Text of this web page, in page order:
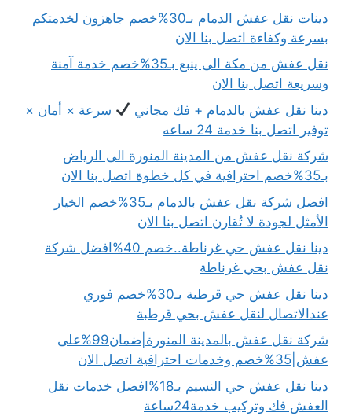
دينات نقل عفش الدمام بـ30%خصم جاهزون لخدمتكم
بسرعة وكفاءة اتصل بنا الان
نقل عفش من مكة الى ينبع بـ35%خصم خدمة آمنة
وسريعة اتصل بنا الان
دينا نقل عفش بالدمام + فك مجاني
سرعة × أمان ×
توفير اتصل بنا خدمة 24 ساعه
شركة نقل عفش من المدينة المنورة الى الرياض
بـ35%خصم احترافية في كل خطوة اتصل بنا الان
افضل شركة نقل عفش بالدمام بـ35%خصم الخيار
الأمثل لجودة لا تُقارن اتصل بنا الان
دينا نقل عفش حي غرناطة..خصم 40%افضل شركة
نقل عفش بحي غرناطة
دينا نقل عفش حي قرطبة بـ30%خصم فوري
عندالاتصال لنقل عفش بحي قرطبة
شركة نقل عفش بالمدينة المنورة|ضمان99%على
عفش|35%خصم وخدمات احترافية اتصل الان
دينا نقل عفش حي النسيم بـ18%افضل خدمات نقل
العفش فك وتركيب خدمة24ساعة